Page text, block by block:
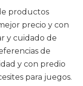
productos
precio y con
y cuidado de
de
y con predio
para juegos.